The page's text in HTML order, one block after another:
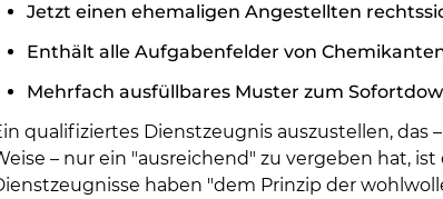
Jetzt einen ehemaligen Angestellten
Enthält alle Aufgabenfelder von
Mehrfach ausfüllbares Muster zum
qualifiziertes Dienstzeugnis auszustellen, das
– nur ein "ausreichend" zu vergeben hat,
haben "dem Prinzip der